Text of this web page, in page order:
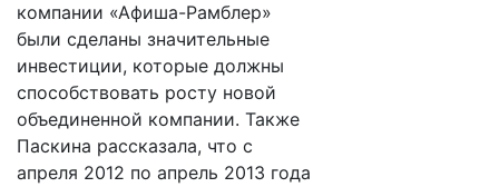
компании «Афиша-Рамблер»
были сделаны значительные
инвестиции, которые должны
способствовать росту новой
объединенной компании. Также
Паскина рассказала, что с
апреля 2012 по апрель 2013 года